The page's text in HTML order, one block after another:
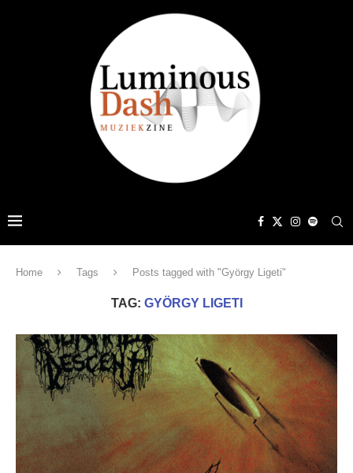
Home Tags Posts tagged with "György Ligeti"
TAG: GYÖRGY LIGETI